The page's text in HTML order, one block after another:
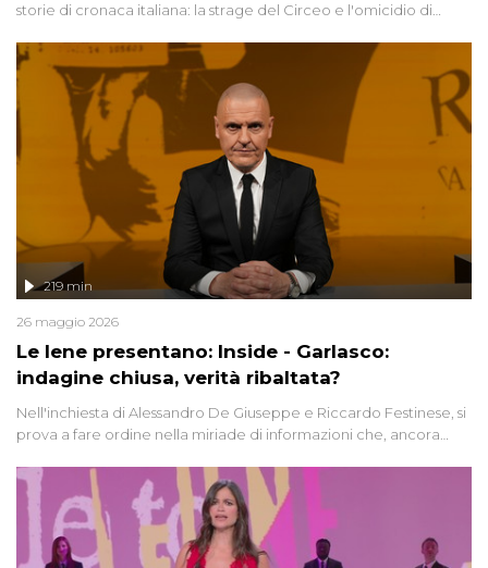
storie di cronaca italiana: la strage del Circeo e l'omicidio di
Le Iene presentano: Inside - Garlasco:
indagine chiusa, verità ribaltata?
219 min
26 maggio 2026
Nell'inchiesta di Alessandro De Giuseppe e Riccardo Festinese, si
prova a fare ordine nella miriade di informazioni che, ancora
giudiziarie più discusse degli ultimi anni. Lo speciale ricostruisce la
vicenda mettendo in fila testimonianze, errori, dettagli
controversi e i protagonisti di un'indagine che sembra non avere
fine.